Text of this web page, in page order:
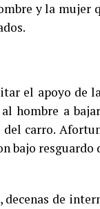
y la mujer
el apoyo de
hombre a
carro.
bajo resguardo
de